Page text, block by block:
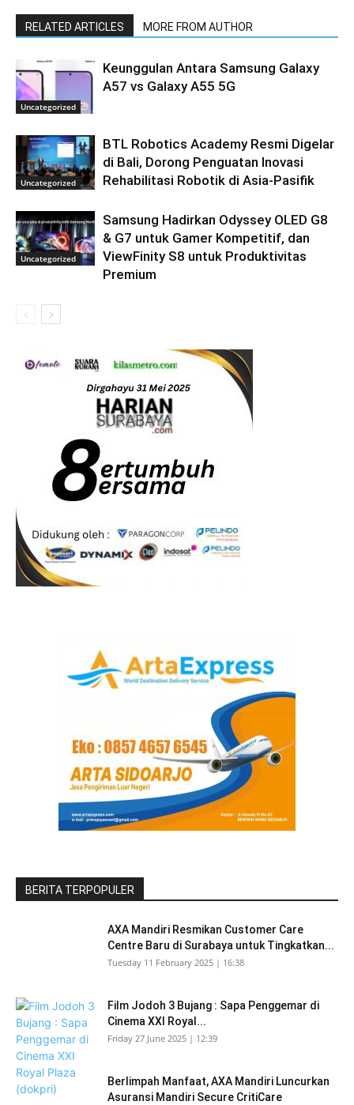
RELATED ARTICLES MORE FROM AUTHOR
Uncategorized
Keunggulan Antara Samsung Galaxy
A57 vs Galaxy A55 5G
Uncategorized
BTL Robotics Academy Resmi Digelar
di Bali, Dorong Penguatan Inovasi
Rehabilitasi Robotik di Asia-Pasifik
Uncategorized
Samsung Hadirkan Odyssey OLED G8
& G7 untuk Gamer Kompetitif, dan
ViewFinity S8 untuk Produktivitas
Premium
BERITA TERPOPULER
AXA Mandiri Resmikan Customer Care
Centre Baru di Surabaya untuk Tingkatkan...
Tuesday 11 February 2025 | 16:38
Film Jodoh 3 Bujang : Sapa Penggemar di
Cinema XXI Royal...
Friday 27 June 2025 | 12:39
Berlimpah Manfaat, AXA Mandiri Luncurkan
Asuransi Mandiri Secure CritiCare